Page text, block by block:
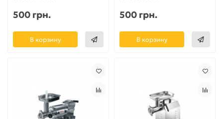
500 грн.
В корзину
500 грн.
В корзину